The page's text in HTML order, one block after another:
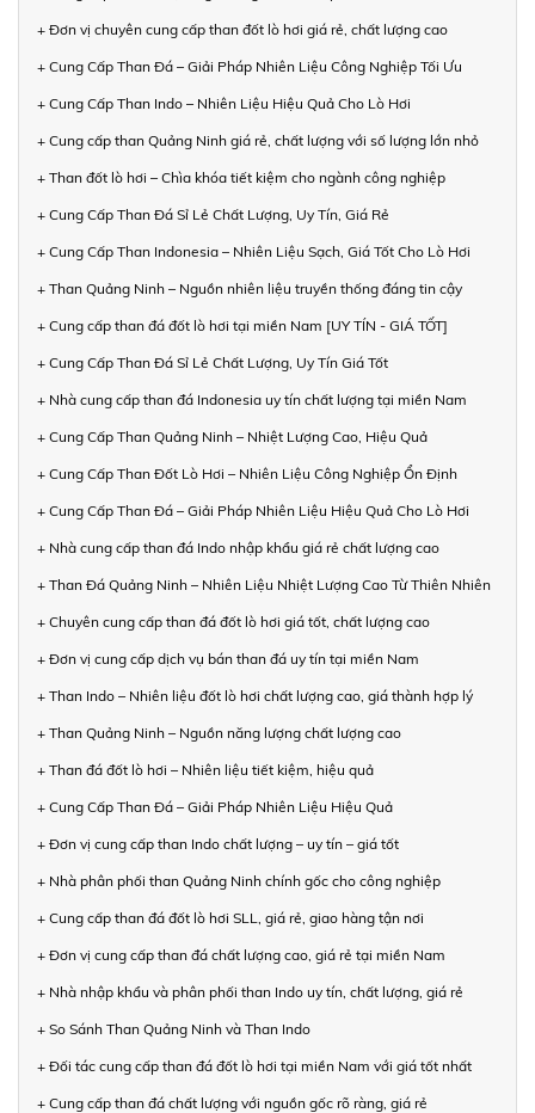
+ Đơn vị chuyên cung cấp than đốt lò hơi giá rẻ, chất lượng cao
+ Cung Cấp Than Đá – Giải Pháp Nhiên Liệu Công Nghiệp Tối Ưu
+ Cung Cấp Than Indo – Nhiên Liệu Hiệu Quả Cho Lò Hơi
+ Cung cấp than Quảng Ninh giá rẻ, chất lượng với số lượng lớn nhỏ
+ Than đốt lò hơi – Chìa khóa tiết kiệm cho ngành công nghiệp
+ Cung Cấp Than Đá Sỉ Lẻ Chất Lượng, Uy Tín, Giá Rẻ
+ Cung Cấp Than Indonesia – Nhiên Liệu Sạch, Giá Tốt Cho Lò Hơi
+ Than Quảng Ninh – Nguồn nhiên liệu truyền thống đáng tin cậy
+ Cung cấp than đá đốt lò hơi tại miền Nam [UY TÍN - GIÁ TỐT]
+ Cung Cấp Than Đá Sỉ Lẻ Chất Lượng, Uy Tín Giá Tốt
+ Nhà cung cấp than đá Indonesia uy tín chất lượng tại miền Nam
+ Cung Cấp Than Quảng Ninh – Nhiệt Lượng Cao, Hiệu Quả
+ Cung Cấp Than Đốt Lò Hơi – Nhiên Liệu Công Nghiệp Ổn Định
+ Cung Cấp Than Đá – Giải Pháp Nhiên Liệu Hiệu Quả Cho Lò Hơi
+ Nhà cung cấp than đá Indo nhập khẩu giá rẻ chất lượng cao
+ Than Đá Quảng Ninh – Nhiên Liệu Nhiệt Lượng Cao Từ Thiên Nhiên
+ Chuyên cung cấp than đá đốt lò hơi giá tốt, chất lượng cao
+ Đơn vị cung cấp dịch vụ bán than đá uy tín tại miền Nam
+ Than Indo – Nhiên liệu đốt lò hơi chất lượng cao, giá thành hợp lý
+ Than Quảng Ninh – Nguồn năng lượng chất lượng cao
+ Than đá đốt lò hơi – Nhiên liệu tiết kiệm, hiệu quả
+ Cung Cấp Than Đá – Giải Pháp Nhiên Liệu Hiệu Quả
+ Đơn vị cung cấp than Indo chất lượng – uy tín – giá tốt
+ Nhà phân phối than Quảng Ninh chính gốc cho công nghiệp
+ Cung cấp than đá đốt lò hơi SLL, giá rẻ, giao hàng tận nơi
+ Đơn vị cung cấp than đá chất lượng cao, giá rẻ tại miền Nam
+ Nhà nhập khẩu và phân phối than Indo uy tín, chất lượng, giá rẻ
+ So Sánh Than Quảng Ninh và Than Indo
+ Đối tác cung cấp than đá đốt lò hơi tại miền Nam với giá tốt nhất
+ Cung cấp than đá chất lượng với nguồn gốc rõ ràng, giá rẻ